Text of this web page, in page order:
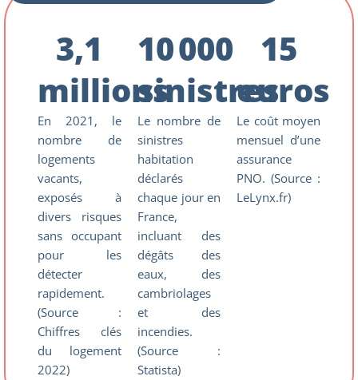
3,1
millions
En 2021, le
nombre de
logements
vacants,
exposés à
divers risques
sans occupant
pour les
détecter
rapidement.
(Source :
Chiffres clés
du logement
2022)​
10 000
sinistres
Le nombre de
sinistres
habitation
déclarés
chaque jour en
France,
incluant des
dégâts des
eaux, des
cambriolages
et des
incendies.
(Source :
Statista)​
15
euros
Le coût moyen
mensuel d’une
assurance
PNO. (Source :
LeLynx.fr)​